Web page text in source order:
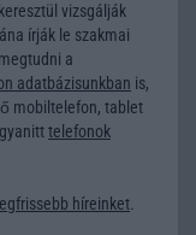
vizsgálják
írják le szakmai
a
adatbázisunkban is,
mobiltelefon, tablet
telefonok
legfrissebb híreinket